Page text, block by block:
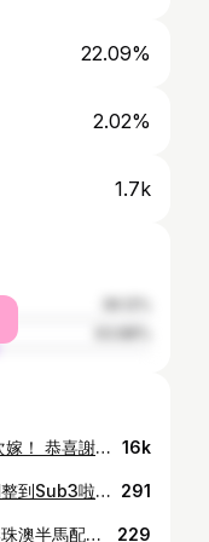
22.09%
2.02%
1.7k
全日最緊張既環節~~ 拿！練習左幾次嫁！ 恭喜謝俊賢！！ #PEGASUS石門10K賽 16k
首爾馬拉松前半馬計時 可以將目標調整到Sub3啦…… #力已盡 #尾4圈要爆衫 #去到尾已經做唔到跑姿 #ASICSHK #METASPEEDPARIS 291
每年大型任務～ 中國銀行（香港）港珠澳半馬配速員服務。 今日應該是在田總賽歷史上首次出現1小時25分半馬拉松配速員🤣，好彩順利完成！（比賽前緊張到咬手手） 配速員也是人，他們是有血有肉的人。人會發生什麼事？就是會犯錯囉！有時超速，有時太慢，有時跑步時會發夢，忘記自己帶領著一群人，沒有留意給予適當的指示等等。也試過遲到、睡過頭等等等等很多事🌚。真的激到我跳掣👹👹👹 如果要講被我罵，我可以肯定Team Asics是我教學既生涯中罵得最多的一群🤣🤣🤣。 配速員又不是跑手，為什麼要罵他們呢？是！從第一天開始，我就同佢地講，跑手係對自己負責，而Team Asics的配速員係對別人負責。所以我對他們異常嚴格。 因為想他們好，所以有些情況罵鬼佢地是必要的。不過其實每次罵爆完佢地我都唔多開心。大家要知道，Team Asics的成員是無償的，他們犧牲了爭取比賽成績的機會，並付出大量時間進行配速訓練。 咩呀咩呀？他們有ASICS提供的裝備喎！怎麼可以說是無償的？我可以很肯定地告訴你，他們從半年前就開始接受訓練，無論日曬雨淋，還是寒風刺骨接受嚴格既訓練（好似係）直到今天。為的就是希望在這個大日子，能夠得到大家一句感謝🥰。所以，沒有這份為他人付出的熱誠，我相信這件事做不好也堅持不下去❤️。 我在此再次感謝Team Asics過去一直的努力和付出。改善的空間永遠都會有，不過此刻我絕對滿意🥳！ 也希望親愛的跑友們能夠享受到配速員服務😁。 不知不覺參與長跑運動已經25年……做教練也做了10年啦～好神奇地，自己一直在這項運動中參與過不同形式的崗位，令我不斷增值。所以每一次有這些挑戰其實都幾好玩。不過呢，這段時間不想再有挑戰了，我好想抖下🤣🤣🤣🤣🤣🤣。 過埋呢個賽季我想瘋狂做宅男打下遊戲機得唔得先🤣🤣🤣🤣（我打機馬拉松勁過跑步嫁🫣） #ASICSHK #冬天教練 #TEAMASICS #PACER #ASICSPACER #港珠澳半馬拉松 229